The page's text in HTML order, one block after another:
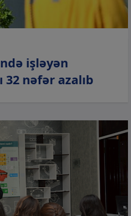
işləyən
32 nəfər azalıb